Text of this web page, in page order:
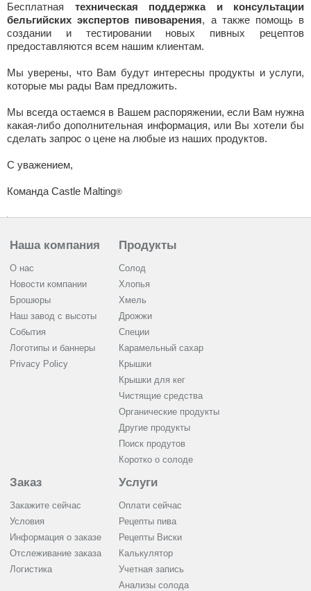
Бесплатная техническая поддержка и консультации
бельгийских экспертов пивоварения, а также помощь в
создании и тестировании новых пивных рецептов
предоставляются всем нашим клиентам.
Мы уверены, что Вам будут интересны продукты и услуги,
которые мы рады Вам предложить.
Мы всегда остаемся в Вашем распоряжении, если Вам нужна
какая-либо дополнительная информация, или Вы хотели бы
сделать запрос о цене на любые из наших продуктов.
С уважением,
Команда Castle Malting®
Наша компания
О нас
Новости компании
Брошюры
Наш завод с высоты
События
Логотипы и баннеры
Privacy Policy
Продукты
Солод
Хлопья
Хмель
Дрожжи
Cпеции
Карамельный сахар
Крышки
Крышки для кег
Чистящие средства
Органические продукты
Другие продукты
Поиск продутов
Коротко о солоде
Заказ
Закажите сейчас
Условия
Информация о заказе
Отслеживание заказа
Логистика
Услуги
Оплати сейчас
Рецепты пива
Рецепты Виски
Калькулятор
Учетная запись
Анализы солода